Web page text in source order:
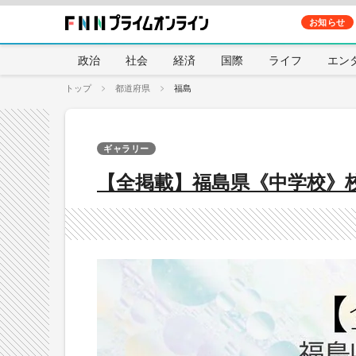
お知らせ
政治 社会 経済 国際 ライフ エン
トップ 都道府県 福島
【全掲載】福島県《中学校
ギャラリー